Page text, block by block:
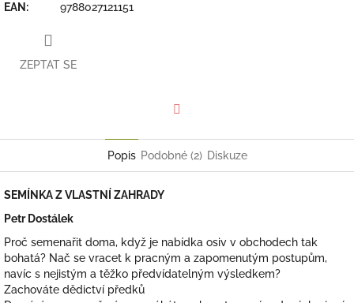
EAN : 9788027121151
ZEPTAT SE
Popis Podobné (2) Diskuze
SEMÍNKA Z VLASTNÍ ZAHRADY
Petr Dostálek
Proč semenařit doma, když je nabídka osiv v obchodech tak
bohatá? Nač se vracet k pracným a zapomenutým postupům,
navíc s nejistým a těžko předvídatelným výsledkem?
Zachováte dědictví předků